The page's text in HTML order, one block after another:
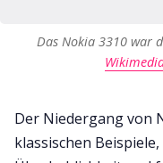
Das Nokia 3310 war
Der Niedergang von
klassischen